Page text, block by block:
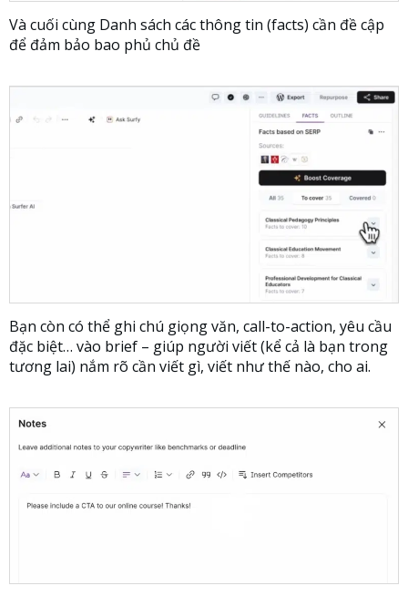
Và cuối cùng Danh sách các thông tin (facts) cần đề cập
để đảm bảo bao phủ chủ đề
Bạn còn có thể ghi chú giọng văn, call-to-action, yêu cầu
đặc biệt… vào brief – giúp người viết (kể cả là bạn trong
tương lai) nắm rõ cần viết gì, viết như thế nào, cho ai.